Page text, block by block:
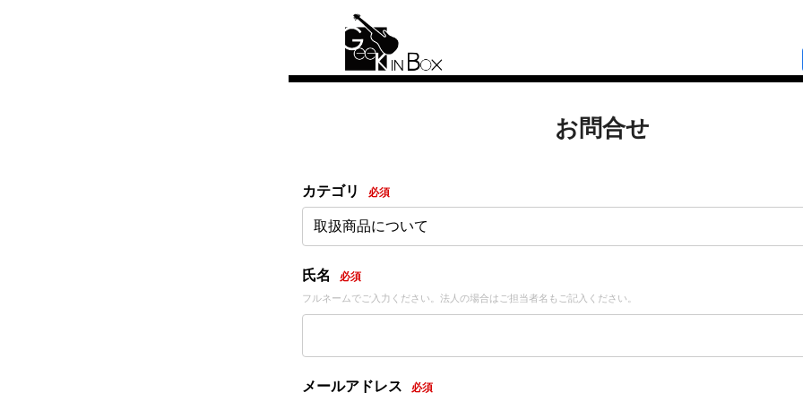
お問合せ
カテゴリ 必須
取扱商品について
氏名 必須
フルネームでご入力ください。法人の場合はご担当者名もご記入ください。
メールアドレス 必須